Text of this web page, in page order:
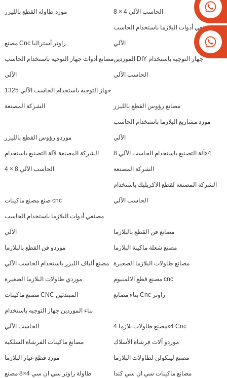
+16266628193
مورد طاولة القطع بالليزر الحاسب الآلي 4 × 8
مصنع Cnc راوتر أستراليا
مصنعي أدوات البلازما باستخدام الحاسب
الآلي
مصانع أدوات جهاز التوجيه باستخدام الحاسب
الآلي
الموردين DIY جهاز التوجيه باستخدام
الحاسب الآلي
جهاز التوجيه باستخدام الحاسب الآلي 1325
الشركة المصنعة مصانع رؤوس القطع بالليزر
موردو رؤوس القطع بالليزر
مورد مشاريع البلازما باستخدام الحاسب
الآلي
الشركة المصنعة لآلة التصنيع باستخدام
الحاسب الآلي 8 × 4
آلة التصنيع باستخدام الحاسب الآلي 8x4
الشركة المصنعة
صنع مصنع ماكينات cnc
الشركة المصنعة لقطع الاكريليك باستخدام
الحاسب الآلي
مصنعي أدوات البلازما باستخدام الحاسب
الآلي مصانع فن القطع بالبلازما
موردو فن القطع بالبلازما مصنع شعلة ماكينة البلازما
مصنع ألياف الليزر باستخدام الحاسب الآلي مصانع طاولات البلازما الصغيرة
موردي طاولات البلازما الصغيرة مصنع قطع الالمنيوم cnc
مصنع ماكينات CNC المبتدئين بناء مصانع Cnc راوتر
بناء الموردين جهاز التوجيه باستخدام
الحاسب الآلي مصنع طاولات بلازما 4x4 Cnc
مصانع ماكينات الفرشاة السلكية موردو آلات فرشاة الأسلاك
مورد قطع غيار البلازما مصنع لينكولن لطاولات البلازما
طاولة راوتر سي ان سي 4×8 مصنع مصانع ماكينات سي ان سي كندا